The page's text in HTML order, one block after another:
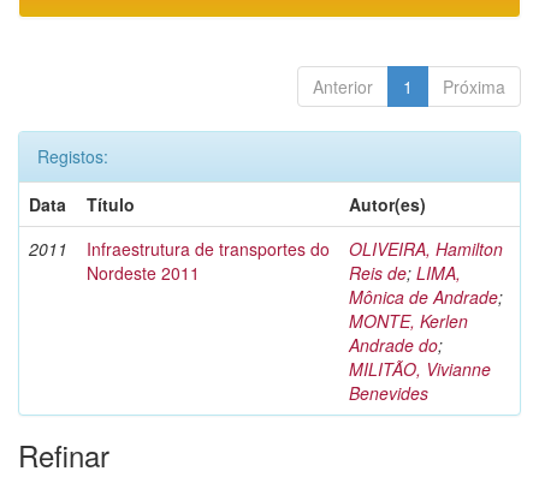
Anterior 1 Próxima
Registos:
Data
Título
Autor(es)
2011
Infraestrutura de transportes do
Nordeste 2011
OLIVEIRA, Hamilton
Reis de; LIMA,
Mônica de Andrade;
MONTE, Kerlen
Andrade do;
MILITÃO, Vivianne
Benevides
Refinar